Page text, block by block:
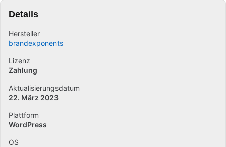
Details
Hersteller
brandexponents
Lizenz
Zahlung
Aktualisierungsdatum
22. März 2023
Plattform
WordPress
OS